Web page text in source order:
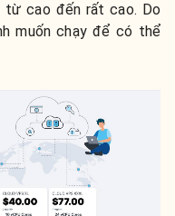
từ cao đến rất cao. Do
muốn chạy để có thể